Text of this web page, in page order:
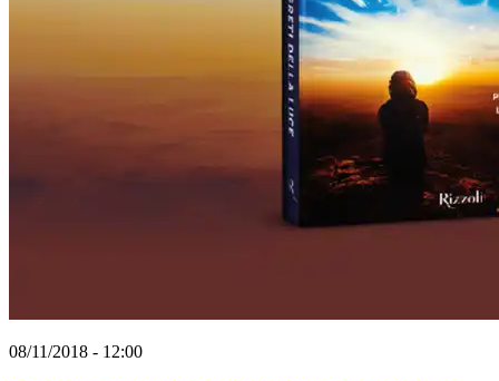
08/11/2018 - 12:00